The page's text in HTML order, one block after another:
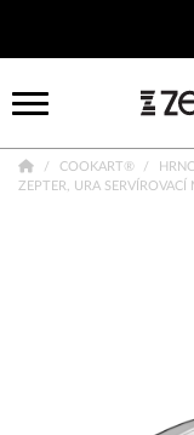
COOKART®
ZEPTER, URA